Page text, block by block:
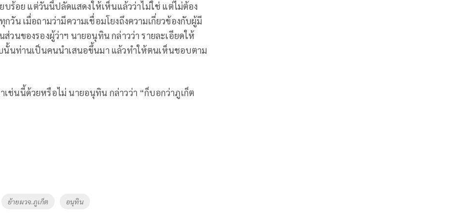
บร้อย แต่วันนี้ปลัดแสดงให้เห็นแล้วว่าไม่ใช่ แต่ไม่ต้อง
น เมื่อถามว่ามีความเชื่อมโยงถึงความเกี่ยวข้องกับผู้มี
วนของรองผู้ว่าฯ นายอนุทิน กล่าวว่า รายละเอียดให้
นั้นท่านเป็นคนนำเสนอขึ้นมา แล้วทำให้ตนเห็นชอบตาม
ช่นนี้ด้วยหรือไม่ นายอนุทิน กล่าวว่า “ก็บอกว่าภูเก็ต
ย้ายผวจ.ภูเก็ต อนุทิน